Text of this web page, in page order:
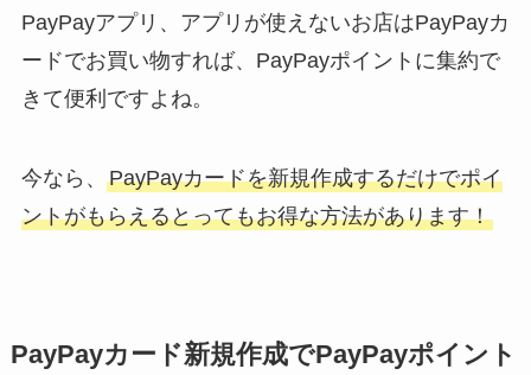
PayPayアプリ、アプリが使えないお店はPayPayカ
ードでお買い物すれば、PayPayポイントに集約で
きて便利ですよね。
今なら、 PayPayカードを新規作成するだけでポイ
ントがもらえるとってもお得な方法があります！
PayPayカード新規作成でPayPayポイント